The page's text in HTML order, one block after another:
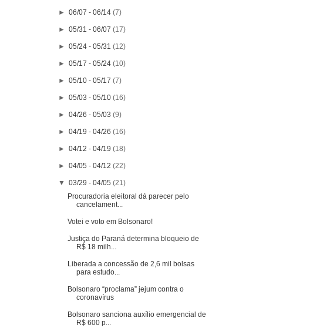
►06/07 - 06/14(7)
►05/31 - 06/07(17)
►05/24 - 05/31(12)
►05/17 - 05/24(10)
►05/10 - 05/17(7)
►05/03 - 05/10(16)
►04/26 - 05/03(9)
►04/19 - 04/26(16)
►04/12 - 04/19(18)
►04/05 - 04/12(22)
▼03/29 - 04/05(21)
Procuradoria eleitoral dá parecer pelo
cancelament...
Votei e voto em Bolsonaro!
Justiça do Paraná determina bloqueio de
R$ 18 milh...
Liberada a concessão de 2,6 mil bolsas
para estudo...
Bolsonaro “proclama” jejum contra o
coronavírus
Bolsonaro sanciona auxílio emergencial de
R$ 600 p...